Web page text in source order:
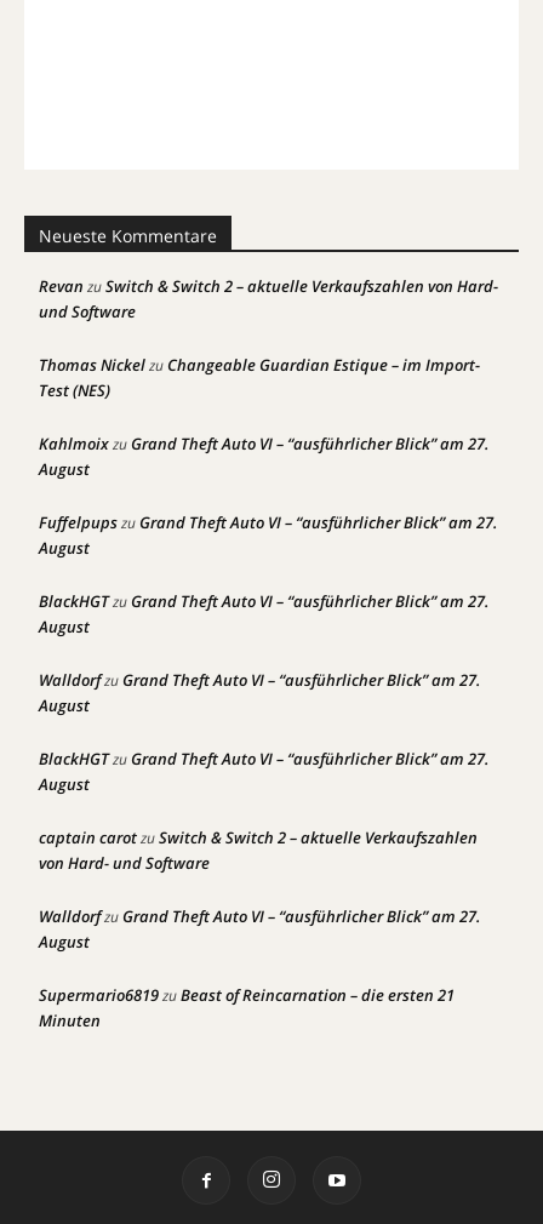
Neueste Kommentare
Revan zuSwitch & Switch 2 – aktuelle Verkaufszahlen von Hard-
und Software
Thomas NickelzuChangeable Guardian Estique – im Import-
Test (NES)
KahlmoixzuGrand Theft Auto VI – “ausführlicher Blick” am 27.
August
FuffelpupszuGrand Theft Auto VI – “ausführlicher Blick” am 27.
August
BlackHGTzuGrand Theft Auto VI – “ausführlicher Blick” am 27.
August
WalldorfzuGrand Theft Auto VI – “ausführlicher Blick” am 27.
August
BlackHGTzuGrand Theft Auto VI – “ausführlicher Blick” am 27.
August
captain carotzuSwitch & Switch 2 – aktuelle Verkaufszahlen
von Hard- und Software
WalldorfzuGrand Theft Auto VI – “ausführlicher Blick” am 27.
August
Supermario6819zuBeast of Reincarnation – die ersten 21
Minuten